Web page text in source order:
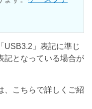
USB3.2」表記に準じ
記となっている場合が
、こちらで詳しくご紹